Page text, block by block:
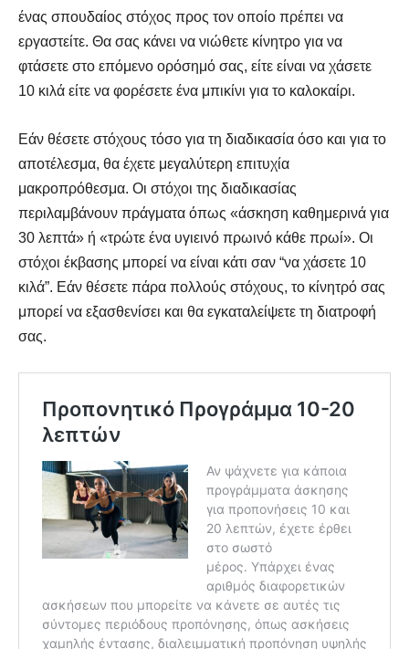
ένας σπουδαίος στόχος προς τον οποίο πρέπει να
εργαστείτε. Θα σας κάνει να νιώθετε κίνητρο για να
φτάσετε στο επόμενο ορόσημό σας, είτε είναι να χάσετε
10 κιλά είτε να φορέσετε ένα μπικίνι για το καλοκαίρι.
Εάν θέσετε στόχους τόσο για τη διαδικασία όσο και για το
αποτέλεσμα, θα έχετε μεγαλύτερη επιτυχία
μακροπρόθεσμα. Οι στόχοι της διαδικασίας
περιλαμβάνουν πράγματα όπως «άσκηση καθημερινά για
30 λεπτά» ή «τρώτε ένα υγιεινό πρωινό κάθε πρωί». Οι
στόχοι έκβασης μπορεί να είναι κάτι σαν “να χάσετε 10
κιλά”. Εάν θέσετε πάρα πολλούς στόχους, το κίνητρό σας
μπορεί να εξασθενίσει και θα εγκαταλείψετε τη διατροφή
σας.